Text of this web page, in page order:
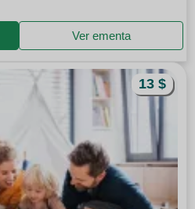
Ver ementa
13 $